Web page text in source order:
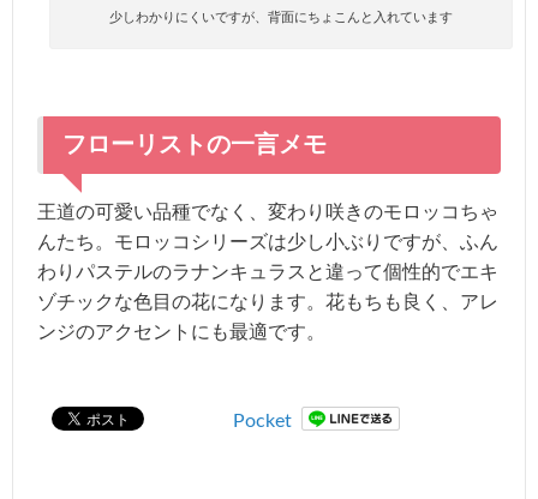
少しわかりにくいですが、背面にちょこんと入れています
フローリストの一言メモ
王道の可愛い品種でなく、変わり咲きのモロッコちゃ
んたち。モロッコシリーズは少し小ぶりですが、ふん
わりパステルのラナンキュラスと違って個性的でエキ
ゾチックな色目の花になります。花もちも良く、アレ
ンジのアクセントにも最適です。
Pocket